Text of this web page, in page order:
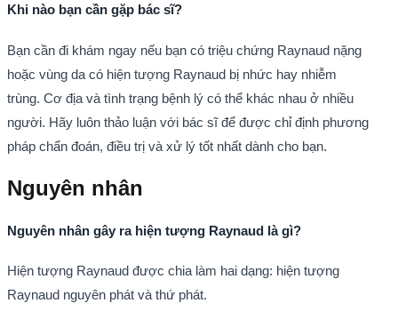
Khi nào bạn cần gặp bác sĩ?
Bạn cần đi khám ngay nếu bạn có triệu chứng Raynaud nặng
hoặc vùng da có hiện tượng Raynaud bị nhức hay nhiễm
trùng. Cơ địa và tình trạng bệnh lý có thể khác nhau ở nhiều
người. Hãy luôn thảo luận với bác sĩ để được chỉ định phương
pháp chẩn đoán, điều trị và xử lý tốt nhất dành cho bạn.
Nguyên nhân
Nguyên nhân gây ra hiện tượng Raynaud là gì?
Hiện tượng Raynaud được chia làm hai dạng: hiện tượng
Raynaud nguyên phát và thứ phát.